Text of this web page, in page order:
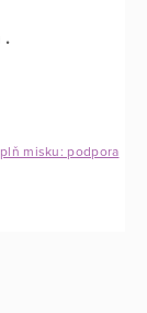
.
misku: podpora